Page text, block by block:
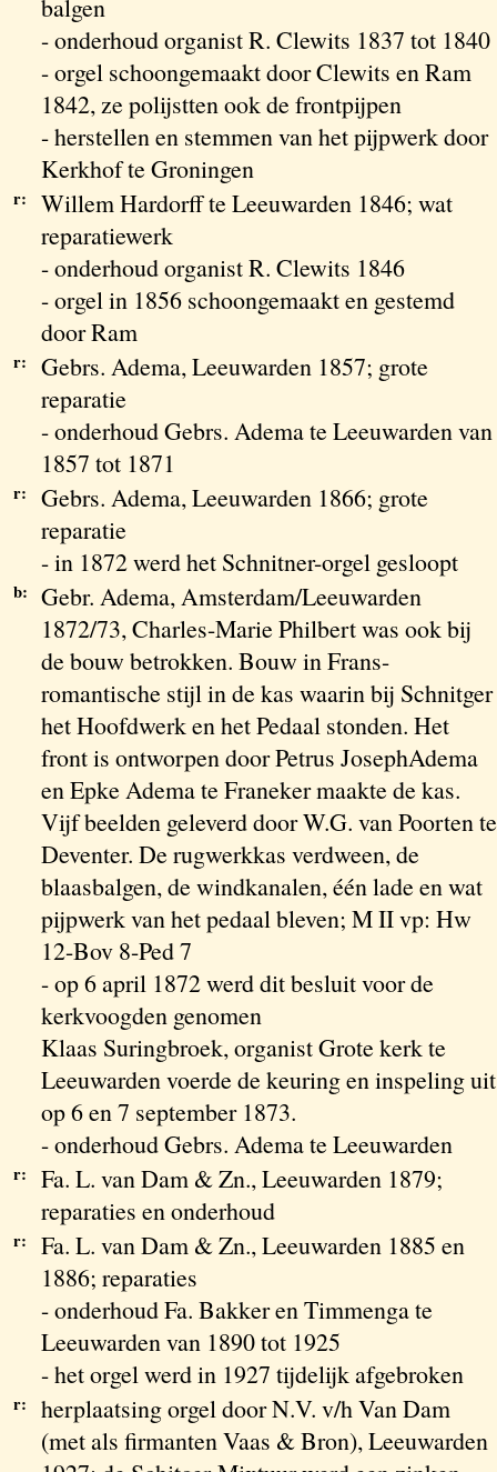
balgen
- onderhoud organist R. Clewits 1837 tot 1840
- orgel schoongemaakt door Clewits en Ram
1842, ze polijstten ook de frontpijpen
- herstellen en stemmen van het pijpwerk door
Kerkhof te Groningen
r:
Willem Hardorff te Leeuwarden 1846; wat
reparatiewerk
- onderhoud organist R. Clewits 1846
- orgel in 1856 schoongemaakt en gestemd
door Ram
r:
Gebrs. Adema, Leeuwarden 1857; grote
reparatie
- onderhoud Gebrs. Adema te Leeuwarden van
1857 tot 1871
r:
Gebrs. Adema, Leeuwarden 1866; grote
reparatie
- in 1872 werd het Schnitner-orgel gesloopt
b:
Gebr. Adema, Amsterdam/Leeuwarden
1872/73, Charles-Marie Philbert was ook bij
de bouw betrokken. Bouw in Frans-
romantische stijl in de kas waarin bij Schnitger
het Hoofdwerk en het Pedaal stonden. Het
front is ontworpen door Petrus JosephAdema
en Epke Adema te Franeker maakte de kas.
Vijf beelden geleverd door W.G. van Poorten te
Deventer. De rugwerkkas verdween, de
blaasbalgen, de windkanalen, één lade en wat
pijpwerk van het pedaal bleven; M II vp: Hw
12-Bov 8-Ped 7
- op 6 april 1872 werd dit besluit voor de
kerkvoogden genomen
Klaas Suringbroek, organist Grote kerk te
Leeuwarden voerde de keuring en inspeling uit
op 6 en 7 september 1873.
- onderhoud Gebrs. Adema te Leeuwarden
r:
Fa. L. van Dam & Zn., Leeuwarden 1879;
reparaties en onderhoud
r:
Fa. L. van Dam & Zn., Leeuwarden 1885 en
1886; reparaties
- onderhoud Fa. Bakker en Timmenga te
Leeuwarden van 1890 tot 1925
- het orgel werd in 1927 tijdelijk afgebroken
r:
herplaatsing orgel door N.V. v/h Van Dam
(met als firmanten Vaas & Bron), Leeuwarden